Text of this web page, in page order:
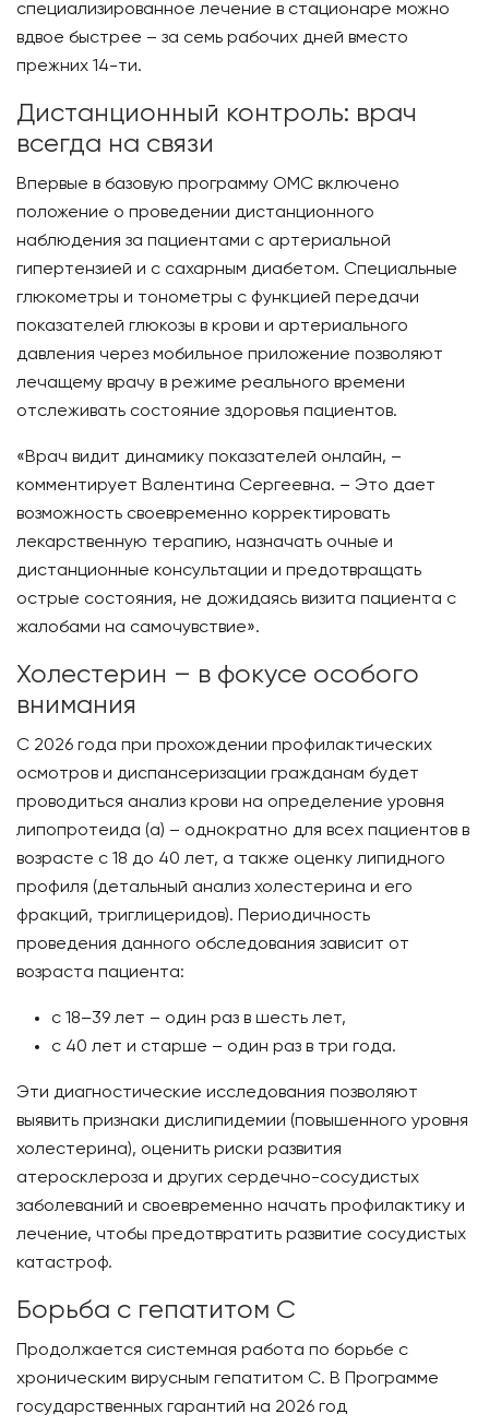
специализированное лечение в стационаре можно
вдвое быстрее – за семь рабочих дней вместо
прежних 14-ти.
Дистанционный контроль: врач
всегда на связи
Впервые в базовую программу ОМС включено
положение о проведении дистанционного
наблюдения за пациентами с артериальной
гипертензией и с сахарным диабетом. Специальные
глюкометры и тонометры с функцией передачи
показателей глюкозы в крови и артериального
давления через мобильное приложение позволяют
лечащему врачу в режиме реального времени
отслеживать состояние здоровья пациентов.
«Врач видит динамику показателей онлайн, –
комментирует Валентина Сергеевна. – Это дает
возможность своевременно корректировать
лекарственную терапию, назначать очные и
дистанционные консультации и предотвращать
острые состояния, не дожидаясь визита пациента с
жалобами на самочувствие».
Холестерин – в фокусе особого
внимания
С 2026 года при прохождении профилактических
осмотров и диспансеризации гражданам будет
проводиться анализ крови на определение уровня
липопротеида (a) – однократно для всех пациентов в
возрасте с 18 до 40 лет, а также оценку липидного
профиля (детальный анализ холестерина и его
фракций, триглицеридов). Периодичность
проведения данного обследования зависит от
возраста пациента:
с 18–39 лет – один раз в шесть лет,
с 40 лет и старше – один раз в три года.
Эти диагностические исследования позволяют
выявить признаки дислипидемии (повышенного уровня
холестерина), оценить риски развития
атеросклероза и других сердечно-сосудистых
заболеваний и своевременно начать профилактику и
лечение, чтобы предотвратить развитие сосудистых
катастроф.
Борьба с гепатитом С
Продолжается системная работа по борьбе с
хроническим вирусным гепатитом С. В Программе
государственных гарантий на 2026 год